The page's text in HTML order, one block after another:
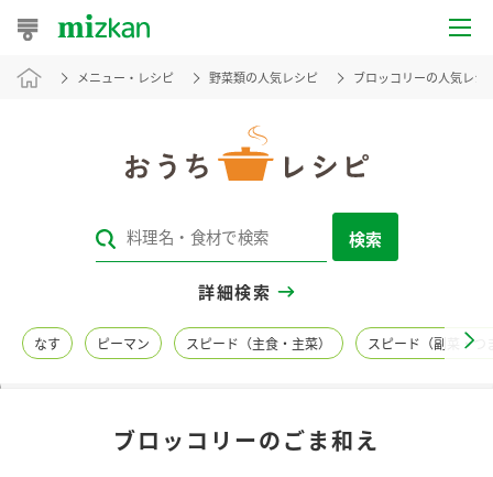
おうちレシピ
レシピカテゴリ一覧
レシピ名特集
商品情報
メニュー・レシピ 野菜類の人気レシピ ブロッコリーの人気レシ
検索
詳細検索
なす ピーマン スピード（主食・主菜） スピード（副菜・つ
ブロッコリーのごま和え